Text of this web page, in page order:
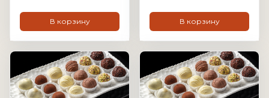
В корзину В корзину